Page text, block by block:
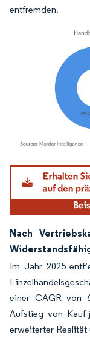
entfremden.
Bild © Mordor
Nach
Im Jahr 2025
einer CAGR von
Aufstieg von
erweiterter Realität